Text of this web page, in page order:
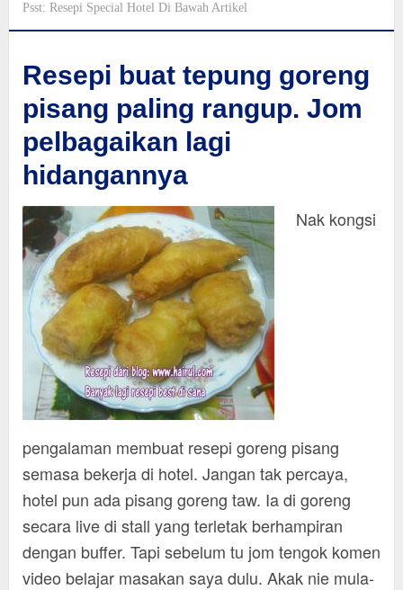
Psst: Resepi Special Hotel Di Bawah Artikel
Resepi buat tepung goreng
pisang paling rangup. Jom
pelbagaikan lagi
hidangannya
Nak kongsi
pengalaman membuat resepi goreng pisang
semasa bekerja di hotel. Jangan tak percaya,
hotel pun ada pisang goreng taw. Ia di goreng
secara live di stall yang terletak berhampiran
dengan buffer. Tapi sebelum tu jom tengok komen
video belajar masakan saya dulu. Akak nie mula-